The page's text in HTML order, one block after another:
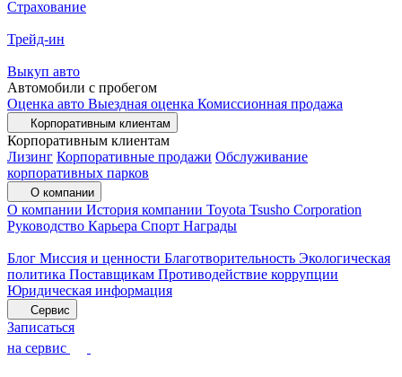
Страхование
Трейд-ин
Выкуп авто
Автомобили с пробегом
Оценка авто Выездная оценка Комиссионная продажа
Корпоративным клиентам
Корпоративным клиентам
Лизинг Корпоративные продажи Обслуживание
корпоративных парков
О компании
О компании История компании Toyota Tsusho Corporation
Руководство Карьера Спорт Награды
Блог Миссия и ценности Благотворительность Экологическая
политика Поставщикам Противодействие коррупции
Юридическая информация
Сервис
Записаться
на сервис